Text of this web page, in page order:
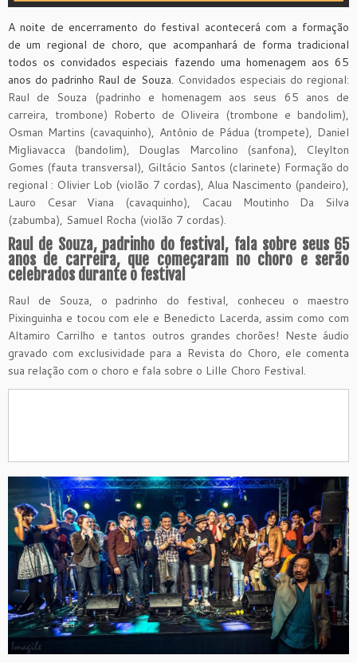
A noite de encerramento do festival acontecerá com a formação
de um regional de choro, que acompanhará de forma tradicional
todos os convidados especiais fazendo uma homenagem aos 65
anos do padrinho Raul de Souza. Convidados especiais do regional:
Raul de Souza (padrinho e homenagem aos seus 65 anos de
carreira, trombone) Roberto de Oliveira (trombone e bandolim),
Osman Martins (cavaquinho), Antônio de Pádua (trompete), Daniel
Migliavacca (bandolim), Douglas Marcolino (sanfona), Cleylton
Gomes (fauta transversal), Giltácio Santos (clarinete) Formação do
regional : Olivier Lob (violão 7 cordas), Alua Nascimento (pandeiro),
Lauro Cesar Viana (cavaquinho), Cacau Moutinho Da Silva
(zabumba), Samuel Rocha (violão 7 cordas).
Raul de Souza, padrinho do festival, fala sobre seus 65
anos de carreira, que começaram no choro e serão
celebrados durante o festival
Raul de Souza, o padrinho do festival, conheceu o maestro
Pixinguinha e tocou com ele e Benedicto Lacerda, assim como com
Altamiro Carrilho e tantos outros grandes chorões! Neste áudio
gravado com exclusividade para a Revista do Choro, ele comenta
sua relação com o choro e fala sobre o Lille Choro Festival.